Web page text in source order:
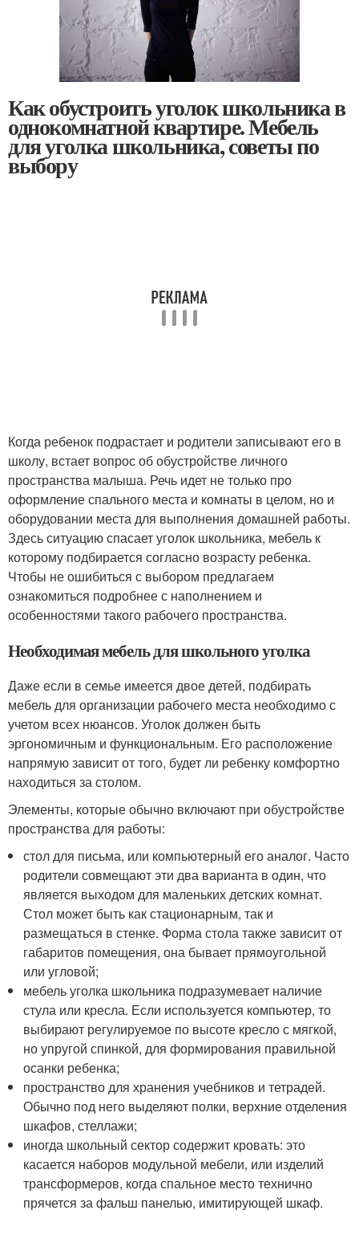
Как обустроить уголок школьника в
однокомнатной квартире. Мебель
для уголка школьника, советы по
выбору
Когда ребенок подрастает и родители записывают его в
школу, встает вопрос об обустройстве личного
пространства малыша. Речь идет не только про
оформление спального места и комнаты в целом, но и
оборудовании места для выполнения домашней работы.
Здесь ситуацию спасает уголок школьника, мебель к
которому подбирается согласно возрасту ребенка.
Чтобы не ошибиться с выбором предлагаем
ознакомиться подробнее с наполнением и
особенностями такого рабочего пространства.
Необходимая мебель для школьного уголка
Даже если в семье имеется двое детей, подбирать
мебель для организации рабочего места необходимо с
учетом всех нюансов. Уголок должен быть
эргономичным и функциональным. Его расположение
напрямую зависит от того, будет ли ребенку комфортно
находиться за столом.
Элементы, которые обычно включают при обустройстве
пространства для работы:
стол для письма, или компьютерный его аналог. Часто
родители совмещают эти два варианта в один, что
является выходом для маленьких детских комнат.
Стол может быть как стационарным, так и
размещаться в стенке. Форма стола также зависит от
габаритов помещения, она бывает прямоугольной
или угловой;
мебель уголка школьника подразумевает наличие
стула или кресла. Если используется компьютер, то
выбирают регулируемое по высоте кресло с мягкой,
но упругой спинкой, для формирования правильной
осанки ребенка;
пространство для хранения учебников и тетрадей.
Обычно под него выделяют полки, верхние отделения
шкафов, стеллажи;
иногда школьный сектор содержит кровать: это
касается наборов модульной мебели, или изделий
трансформеров, когда спальное место технично
прячется за фальш панелью, имитирующей шкаф.